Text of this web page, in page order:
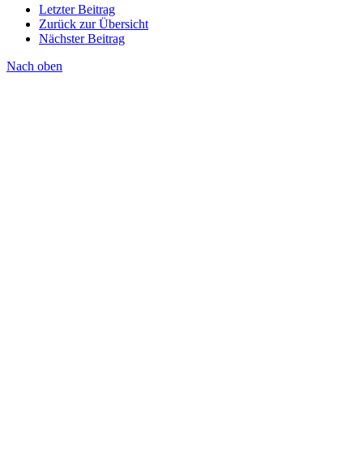
Letzter Beitrag
Zurück zur Übersicht
Nächster Beitrag
Nach oben